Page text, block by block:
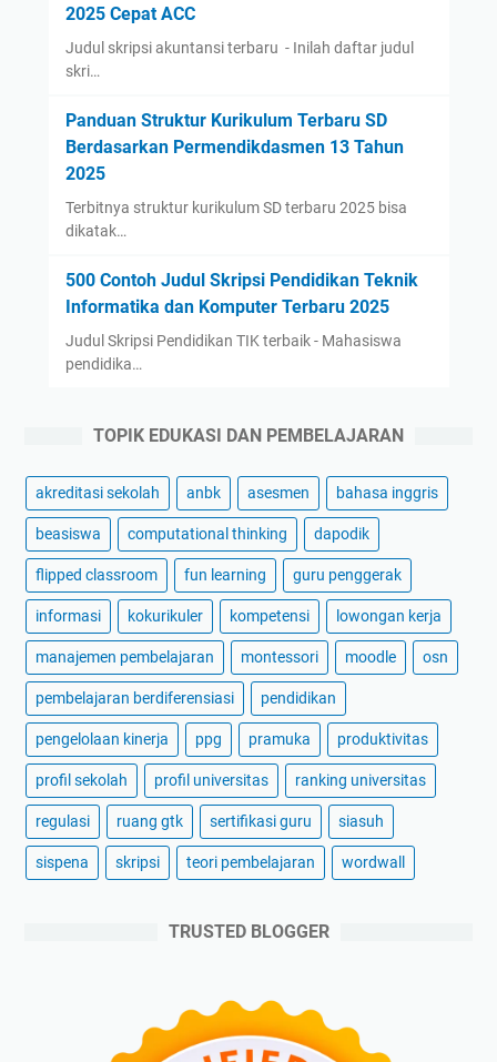
2025 Cepat ACC
Judul skripsi akuntansi terbaru - Inilah daftar judul
skri…
Panduan Struktur Kurikulum Terbaru SD
Berdasarkan Permendikdasmen 13 Tahun
2025
Terbitnya struktur kurikulum SD terbaru 2025 bisa
dikatak…
500 Contoh Judul Skripsi Pendidikan Teknik
Informatika dan Komputer Terbaru 2025
Judul Skripsi Pendidikan TIK terbaik - Mahasiswa
pendidika…
TOPIK EDUKASI DAN PEMBELAJARAN
akreditasi sekolah anbk asesmen bahasa inggris
beasiswa computational thinking dapodik
flipped classroom fun learning guru penggerak
informasi kokurikuler kompetensi lowongan kerja
manajemen pembelajaran montessori moodle osn
pembelajaran berdiferensiasi pendidikan
pengelolaan kinerja ppg pramuka produktivitas
profil sekolah profil universitas ranking universitas
regulasi ruang gtk sertifikasi guru siasuh
sispena skripsi teori pembelajaran wordwall
TRUSTED BLOGGER